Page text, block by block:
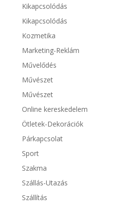
Kikapcsolódás
Kikapcsolódás
Kozmetika
Marketing-Reklám
Művelődés
Művészet
Művészet
Online kereskedelem
Ötletek-Dekorációk
Párkapcsolat
Sport
Szakma
Szállás-Utazás
Szállítás